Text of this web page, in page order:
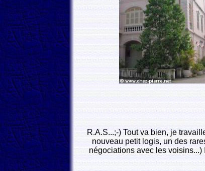
R.A.S...;-) Tout va bien, je
nouveau petit logis, un des
négociations avec les